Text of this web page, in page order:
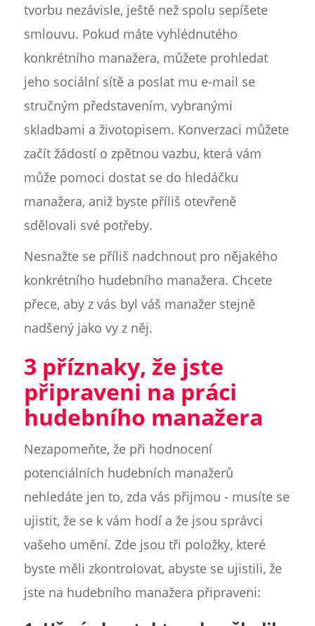
tvorbu nezávisle, ještě než spolu sepíšete
smlouvu. Pokud máte vyhlédnutého
konkrétního manažera, můžete prohledat
jeho sociální sítě a poslat mu e-mail se
stručným představením, vybranými
skladbami a životopisem. Konverzaci můžete
začít žádostí o zpětnou vazbu, která vám
může pomoci dostat se do hledáčku
manažera, aniž byste příliš otevřeně
sdělovali své potřeby.
Nesnažte se příliš nadchnout pro nějakého
konkrétního hudebního manažera. Chcete
přece, aby z vás byl váš manažer stejně
nadšený jako vy z něj.
3 příznaky, že jste
připraveni na práci
hudebního manažera
Nezapomeňte, že při hodnocení
potenciálních hudebních manažerů
nehledáte jen to, zda vás přijmou - musíte se
ujistit, že se k vám hodí a že jsou správci
vašeho umění. Zde jsou tři položky, které
byste měli zkontrolovat, abyste se ujistili, že
jste na hudebního manažera připraveni: